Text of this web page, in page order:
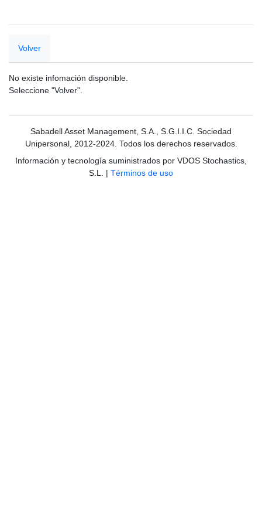
Volver
No existe infomación disponible.
Seleccione "Volver".
Sabadell Asset Management, S.A., S.G.I.I.C. Sociedad
Unipersonal, 2012-2024. Todos los derechos reservados.
Información y tecnología suministrados por VDOS Stochastics,
S.L. | Términos de uso